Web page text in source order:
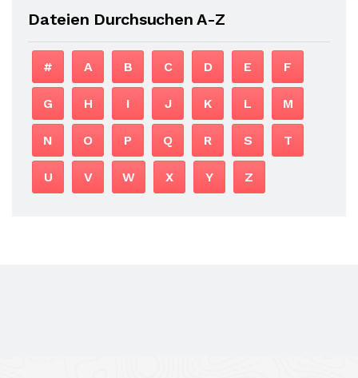
Dateien Durchsuchen A-Z
# A B C D E F
G H I J K L M
N O P Q R S T
U V W X Y Z